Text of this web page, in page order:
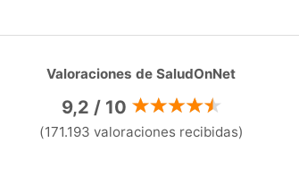
Valoraciones de SaludOnNet
9,2 / 10
(171.193 valoraciones recibidas)